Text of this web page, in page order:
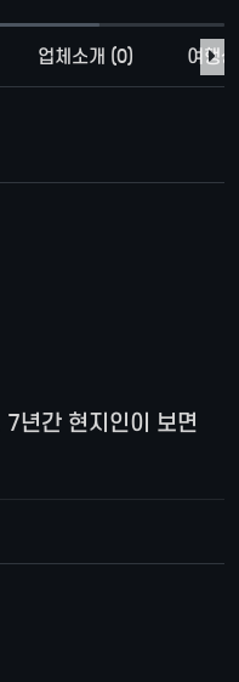
업체소개 (0) 여행